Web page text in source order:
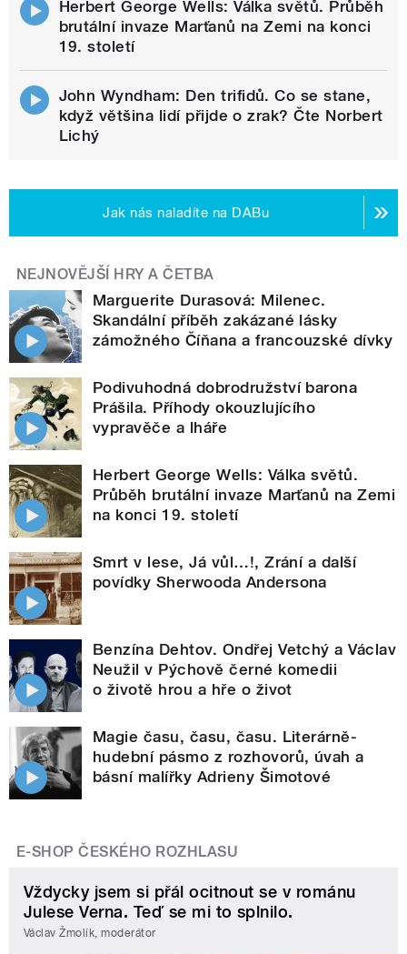
Herbert George Wells: Válka světů. Průběh
brutální invaze Marťanů na Zemi na konci
19. století
John Wyndham: Den trifidů. Co se stane,
když většina lidí přijde o zrak? Čte Norbert
Lichý
Jak nás naladíte na DABu
NEJNOVĚJŠÍ HRY A ČETBA
Marguerite Durasová: Milenec.
Skandální příběh zakázané lásky
zámožného Číňana a francouzské dívky
Podivuhodná dobrodružství barona
Prášila. Příhody okouzlujícího
vypravěče a lháře
Herbert George Wells: Válka světů.
Průběh brutální invaze Marťanů na Zemi
na konci 19. století
Smrt v lese, Já vůl…!, Zrání a další
povídky Sherwooda Andersona
Benzína Dehtov. Ondřej Vetchý a Václav
Neužil v Pýchově černé komedii
o životě hrou a hře o život
Magie času, času, času. Literárně-
hudební pásmo z rozhovorů, úvah a
básní malířky Adrieny Šimotové
E-SHOP ČESKÉHO ROZHLASU
Vždycky jsem si přál ocitnout se v románu
Julese Verna. Teď se mi to splnilo.
Václav Žmolík, moderátor